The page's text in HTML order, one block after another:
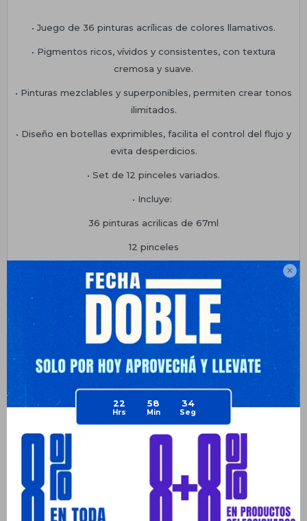

22 58 34
• Juego de 36 pinturas acrílicas de colores llamativos.
• Pigmentos ricos, vívidos y consistentes, con textura
cremosa y suave.
• Pinturas mezclables y superponibles, permiten crear tonos
ilimitados.
• Diseño en botellas exprimibles, facilita el control del flujo y
evita desperdicios.
• Set de 12 pinceles variados.
• Incluye:
36 pinturas acrilicas de 67ml
12 pinceles
1 paleta de muestras
Planes de cuotas
Medios de pago
Productos que te pueden interesar